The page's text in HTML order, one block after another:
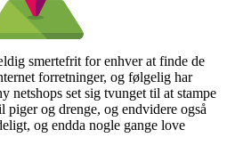
smertefrit for enhver at finde de
forretninger, og følgelig har
netshops set sig tvunget til at stampe
piger og drenge, og endvidere også
og endda nogle gange love